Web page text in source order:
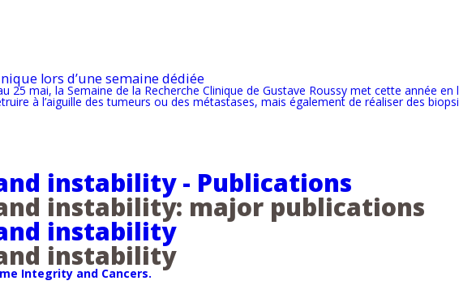
lors d’une semaine dédiée
25 mai, la Semaine de la Recherche Clinique de Gustave Roussy met cette année
à l’aiguille des tumeurs ou des métastases, mais également de réaliser des
instability - Publications
instability: major publications
instability
instability
Integrity and Cancers.